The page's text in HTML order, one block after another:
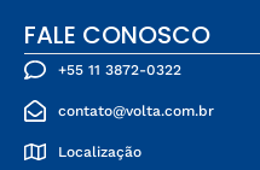
FALE CONOSCO
+55 11 3872-0322
contato@volta.com.br
Localização